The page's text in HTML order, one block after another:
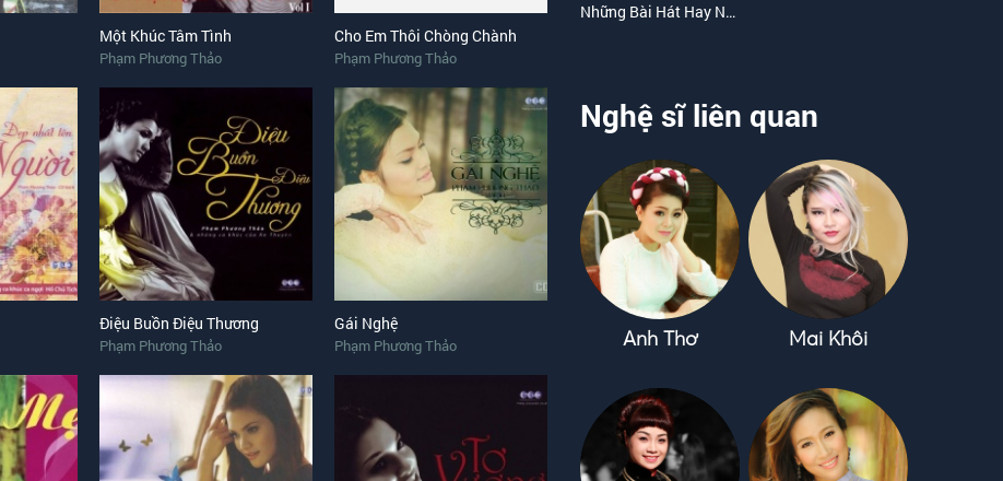
Một Khúc Tâm Tình
Phạm Phương Thảo
Cho Em Thôi Chòng Chành
Phạm Phương Thảo
Điệu Buồn Điệu Thương
Phạm Phương Thảo
Gái Nghệ
Phạm Phương Thảo
Những Bài Hát Hay Nhất Của Phạm Phương Thảo
Nghệ sĩ liên quan
Anh Thơ Mai Khôi